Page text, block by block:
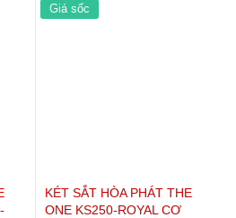
Giá sốc
KÉT SẮT HÒA PHÁT THE
ONE KS250-ROYAL CƠ